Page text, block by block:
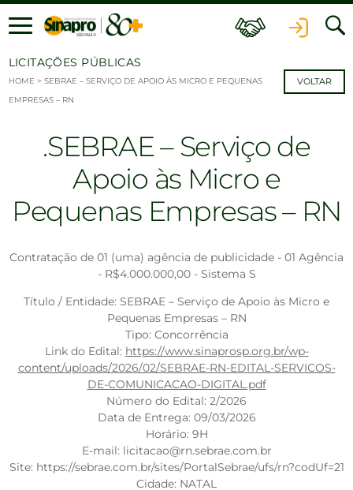
Ir para o conteúdo
LICITAÇÕES PÚBLICAS
HOME > SEBRAE – SERVIÇO DE APOIO ÀS MICRO E PEQUENAS
EMPRESAS – RN
VOLTAR
SEBRAE – Serviço de
Apoio às Micro e
Pequenas Empresas – RN
Contratação de 01 (uma) agência de publicidade - 01 Agência
- R$4.000.000,00 - Sistema S
Título / Entidade: SEBRAE – Serviço de Apoio às Micro e
Pequenas Empresas – RN
Tipo: Concorrência
Link do Edital: https://www.sinaprosp.org.br/wp-
content/uploads/2026/02/SEBRAE-RN-EDITAL-SERVICOS-
DE-COMUNICACAO-DIGITAL.pdf
Número do Edital: 2/2026
Data de Entrega: 09/03/2026
Horário: 9H
E-mail: licitacao@rn.sebrae.com.br
Site: https://sebrae.com.br/sites/PortalSebrae/ufs/rn?codUf=21
Cidade: NATAL